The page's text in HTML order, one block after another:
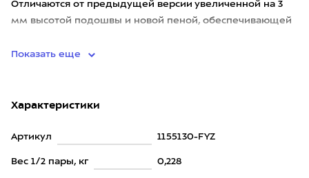
Отличаются от предыдущей версии увеличенной на 3
мм высотой подошвы и новой пеной, обеспечивающей
Показать еще
Характеристики
Артикул 1155130-FYZ
Вес 1/2 пары, кг 0,228